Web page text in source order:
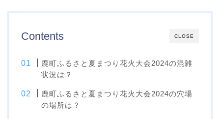
CLOSE
Contents
鹿町ふるさと夏まつり花火大会2024の混雑
状況は？
鹿町ふるさと夏まつり花火大会2024の穴場
の場所は？